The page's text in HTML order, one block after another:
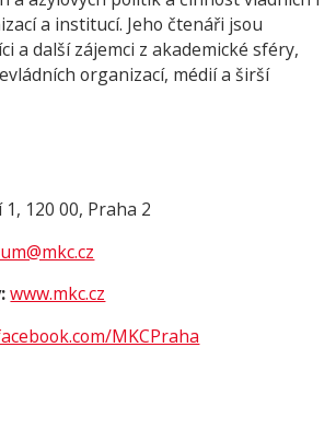
a institucí. Jeho čtenáři jsou
a další zájemci z akademické sféry,
organizací, médií a širší
120 00, Praha 2
www.mkc.cz
MKCPraha